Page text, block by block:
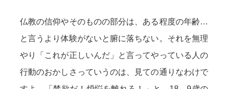
仏教の信仰やそのものの部分は、ある程度の年齢…
と言うより体験がないと腑に落ちない。それを無理
やり「これが正しいんだ」と言ってやっている人の
行動のおかしさっていうのは、見ての通りなわけで